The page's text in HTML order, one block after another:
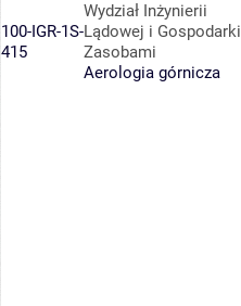
100-IGR-1S-
415
Wydział Inżynierii
Lądowej i Gospodarki
Zasobami
Aerologia górnicza